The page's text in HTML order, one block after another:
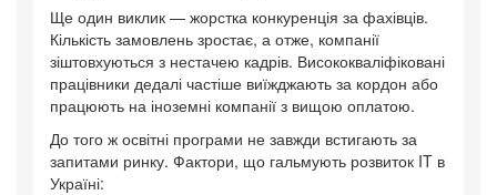
Ще один виклик — жорстка конкуренція за фахівців.
Кількість замовлень зростає, а отже, компанії
зіштовхуються з нестачею кадрів. Висококваліфіковані
працівники дедалі частіше виїжджають за кордон або
працюють на іноземні компанії з вищою оплатою.
До того ж освітні програми не завжди встигають за
запитами ринку. Фактори, що гальмують розвиток IT в
Україні: